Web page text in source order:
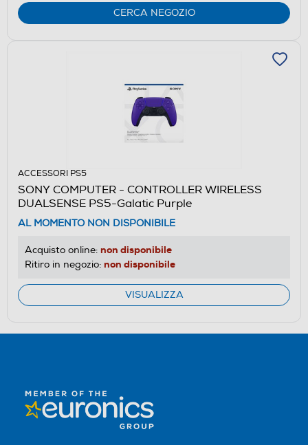
CERCA NEGOZIO
ACCESSORI PS5
SONY COMPUTER - CONTROLLER WIRELESS
DUALSENSE PS5-Galatic Purple
AL MOMENTO NON DISPONIBILE
Acquisto online: non disponibile
Ritiro in negozio: non disponibile
VISUALIZZA